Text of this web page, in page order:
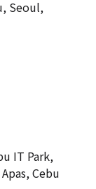
Seoul,
IT Park,
Cebu